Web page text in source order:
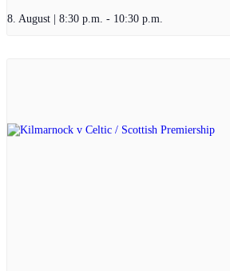
8. August | 8:30 p.m. - 10:30 p.m.